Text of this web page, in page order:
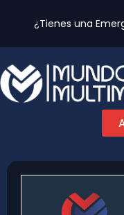
¿Tienes una